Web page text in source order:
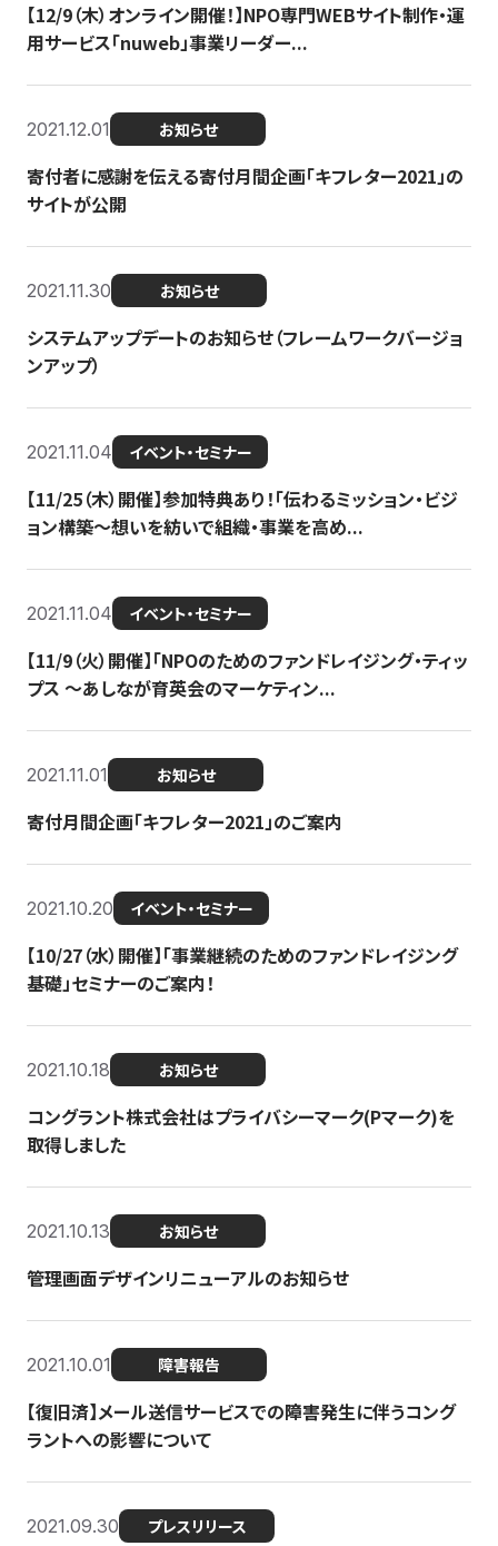
【12/9（木）オンライン開催！】NPO専門WEBサイト制作・運
用サービス「nuweb」事業リーダー...
2021.12.01 お知らせ
寄付者に感謝を伝える寄付月間企画「キフレター2021」の
サイトが公開
2021.11.30 お知らせ
システムアップデートのお知らせ（フレームワークバージョ
ンアップ）
2021.11.04 イベント・セミナー
【11/25（木）開催】参加特典あり！「伝わるミッション・ビジ
ョン構築〜想いを紡いで組織・事業を高め...
2021.11.04 イベント・セミナー
【11/9（火）開催】「NPOのためのファンドレイジング・ティッ
プス 〜あしなが育英会のマーケティン...
2021.11.01 お知らせ
寄付月間企画「キフレター2021」のご案内
2021.10.20 イベント・セミナー
【10/27（水）開催】「事業継続のためのファンドレイジング
基礎」セミナーのご案内！
2021.10.18 お知らせ
コングラント株式会社はプライバシーマーク(Pマーク)を
取得しました
2021.10.13 お知らせ
管理画面デザインリニューアルのお知らせ
2021.10.01 障害報告
【復旧済】メール送信サービスでの障害発生に伴うコング
ラントへの影響について
2021.09.30 プレスリリース